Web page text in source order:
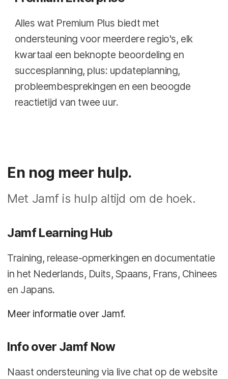
Alles wat Premium Plus biedt met
ondersteuning voor meerdere regio's, elk
kwartaal een beknopte beoordeling en
succesplanning, plus: updateplanning,
probleembesprekingen en een beoogde
reactietijd van twee uur.
En nog meer hulp.
Met Jamf is hulp altijd om de hoek.
Jamf Learning Hub
Training, release-opmerkingen en documentatie
in het Nederlands, Duits, Spaans, Frans, Chinees
en Japans.
Meer informatie over Jamf.
Info over Jamf Now
Naast ondersteuning via live chat op de website